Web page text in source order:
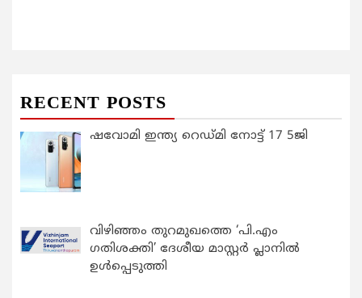
RECENT POSTS
ഷവോമി ഇന്ത്യ റെഡ്മി നോട്ട് 17 5ജി
വിഴിഞ്ഞം തുറമുഖത്തെ ‘പി.എം
ഗതിശക്തി’ ദേശീയ മാസ്റ്റർ പ്ലാനിൽ
ഉൾപ്പെടുത്തി